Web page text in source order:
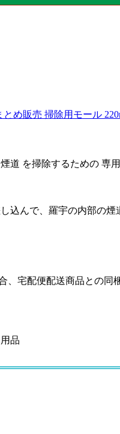
め販売 掃除用モール
道 を掃除するための 専
込んで、羅宇の内部の煙
宅配便配送商品との同
品